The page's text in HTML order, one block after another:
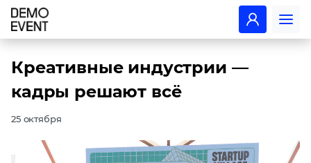
Креативные индустрии —
кадры решают всё
25 октября